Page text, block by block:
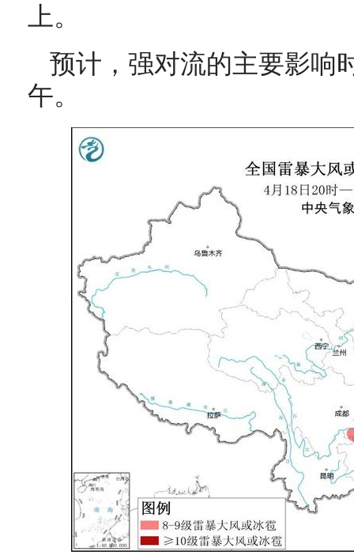
上。
预计，强对流的主要影响
午。